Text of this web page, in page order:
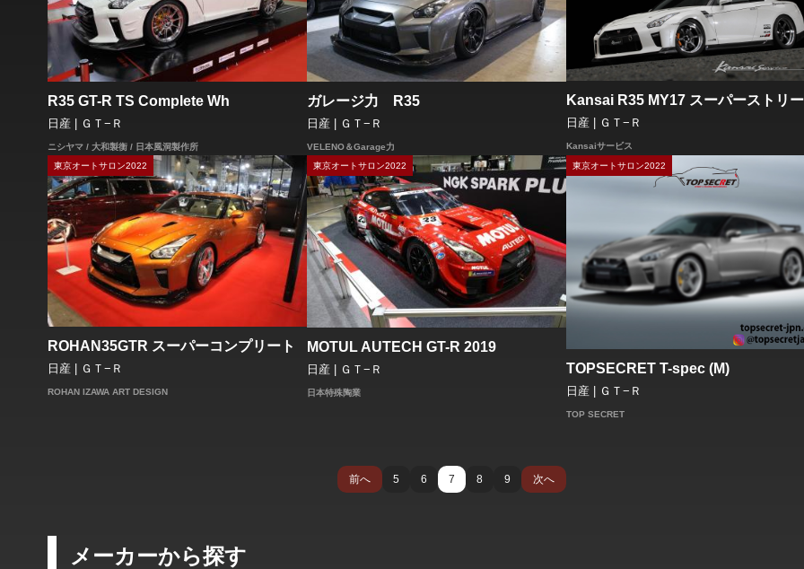
R35 GT-R TS Complete Wh
日産 | ＧＴ−Ｒ
ニシヤマ / 大和製衡 / 日本風洞製作所
ガレージ力 R35
日産 | ＧＴ−Ｒ
VELENO＆Garage力
Kansai R35 MY17 スーパーストリ
日産 | ＧＴ−Ｒ
Kansaiサービス
東京オートサロン2022
ROHAN35GTR スーパーコンプリート
日産 | ＧＴ−Ｒ
ROHAN IZAWA ART DESIGN
東京オートサロン2022
MOTUL AUTECH GT-R 2019
日産 | ＧＴ−Ｒ
日本特殊陶業
東京オートサロン2022
TOPSECRET T-spec (M)
日産 | ＧＴ−Ｒ
TOP SECRET
前へ 5 6 7 8 9 次へ
メーカーから探す